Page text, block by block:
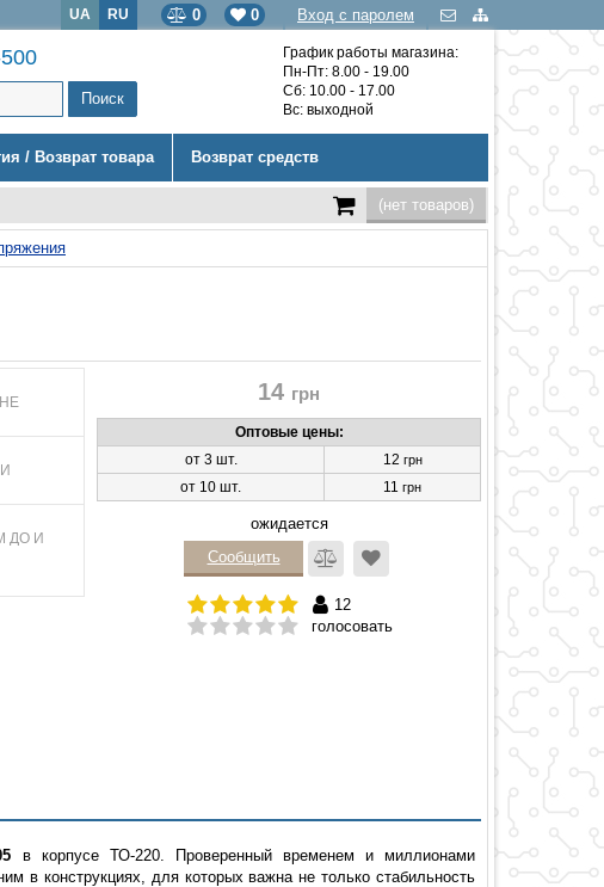
Вход с паролем
0
0
UA RU
График работы магазина:
Пн-Пт: 8.00 - 19.00
Сб: 10.00 - 17.00
Вс: выходной
/ Возврат товара Возврат средств
(нет товаров)
ДО И
14 грн
Оптовые цены:
от 3 шт.
12 грн
от 10 шт. 11 грн
ожидается
Сообщить
12
голосовать
в корпусе ТО-220. Проверенный временем и миллионами
в конструкциях, для которых важна не только стабильность